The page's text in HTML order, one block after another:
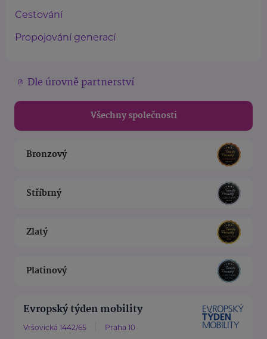
Cestování
Propojování generací
Dle úrovně partnerství
Všechny společnosti
Bronzový
Stříbrný
Zlatý
Platinový
Evropský týden mobility
Vršovická 1442/65 Praha 10